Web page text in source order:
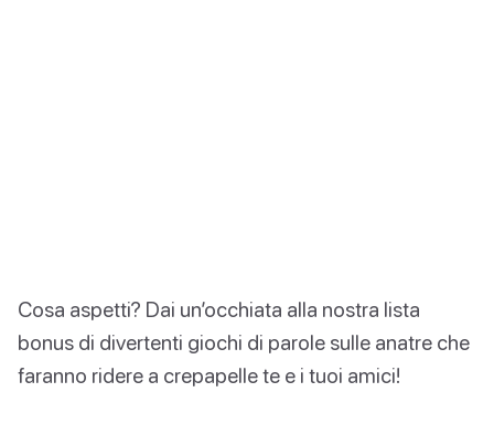
Cosa aspetti? Dai un’occhiata alla nostra lista
bonus di divertenti giochi di parole sulle anatre che
faranno ridere a crepapelle te e i tuoi amici!